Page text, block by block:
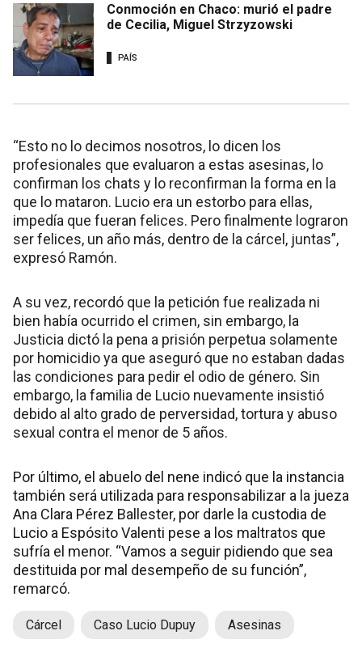
Conmoción en Chaco: murió el padre
de Cecilia, Miguel Strzyzowski
PAÍS
“Esto no lo decimos nosotros, lo dicen los
profesionales que evaluaron a estas asesinas, lo
confirman los chats y lo reconfirman la forma en la
que lo mataron. Lucio era un estorbo para ellas,
impedía que fueran felices. Pero finalmente lograron
ser felices, un año más, dentro de la cárcel, juntas”,
expresó Ramón.
A su vez, recordó que la petición fue realizada ni
bien había ocurrido el crimen, sin embargo, la
Justicia dictó la pena a prisión perpetua solamente
por homicidio ya que aseguró que no estaban dadas
las condiciones para pedir el odio de género. Sin
embargo, la familia de Lucio nuevamente insistió
debido al alto grado de perversidad, tortura y abuso
sexual contra el menor de 5 años.
Por último, el abuelo del nene indicó que la instancia
también será utilizada para responsabilizar a la jueza
Ana Clara Pérez Ballester, por darle la custodia de
Lucio a Espósito Valenti pese a los maltratos que
sufría el menor. “Vamos a seguir pidiendo que sea
destituida por mal desempeño de su función”,
remarcó.
Cárcel Caso Lucio Dupuy Asesinas